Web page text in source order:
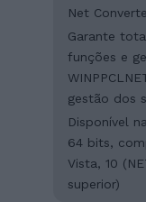
Net
Garante
funções e
gestão dos
Disponível
64 bits,
Vista, 10
superior)